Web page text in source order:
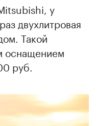
у
двухлитровая
Такой
оснащением
руб.